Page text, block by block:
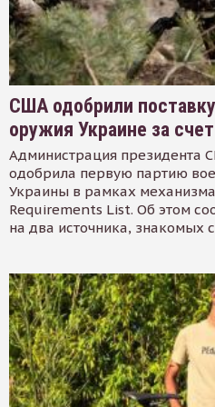
США одобрили
оружия Украине за
Администрация президента
одобрила первую партию
Украины в рамках
Requirements List. Об этом
на два источника, знакомых